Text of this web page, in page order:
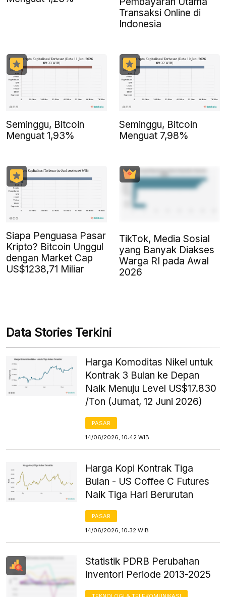
Transaksi Online di
Indonesia
Seminggu, Bitcoin
Menguat 1,93%
Seminggu, Bitcoin
Menguat 7,98%
Siapa Penguasa Pasar
Kripto? Bitcoin Unggul
dengan Market Cap
US$1238,71 Miliar
TikTok, Media Sosial
yang Banyak Diakses
Warga RI pada Awal
2026
Data Stories Terkini
Harga Komoditas Nikel untuk
Kontrak 3 Bulan ke Depan
Naik Menuju Level US$17.830
/Ton (Jumat, 12 Juni 2026)
PASAR
14/06/2026, 10:42 WIB
Harga Kopi Kontrak Tiga
Bulan - US Coffee C Futures
Naik Tiga Hari Berurutan
PASAR
14/06/2026, 10:32 WIB
Statistik PDRB Perubahan
Inventori Periode 2013-2025